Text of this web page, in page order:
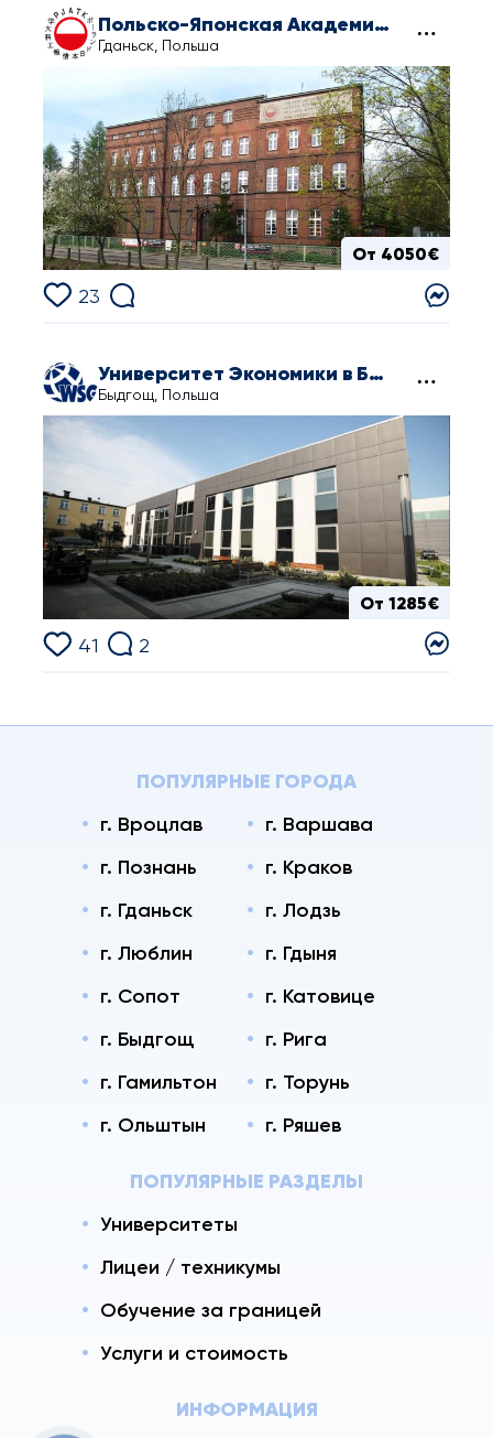
Польско-Японская Академия Компьютерных Технологий в Гданьске
Гданьск, Польша
От 4050€
23
Университет Экономики в Быдгоще
Быдгощ, Польша
От 1285€
41 2
ПОПУЛЯРНЫЕ ГОРОДА
г. Вроцлав
г. Варшава
г. Познань
г. Краков
г. Гданьск
г. Лодзь
г. Люблин
г. Гдыня
г. Сопот
г. Катовице
г. Быдгощ
г. Рига
г. Гамильтон
г. Торунь
г. Ольштын
г. Ряшев
ПОПУЛЯРНЫЕ РАЗДЕЛЫ
Университеты
Лицеи / техникумы
Обучение за границей
Услуги и стоимость
ИНФОРМАЦИЯ